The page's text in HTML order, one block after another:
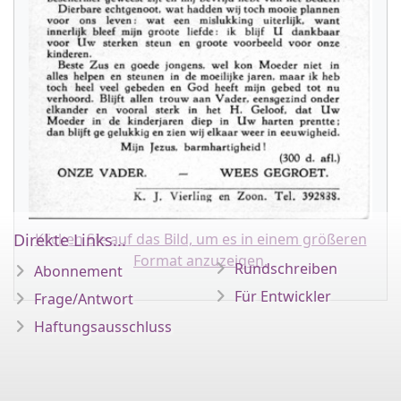
Klicken Sie auf das Bild, um es in einem größeren
Format anzuzeigen.
Direkte Links...
Abonnement
Frage/Antwort
Haftungsausschluss
Rundschreiben
Für Entwickler